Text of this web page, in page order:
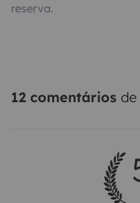
reserva.
12 comentários